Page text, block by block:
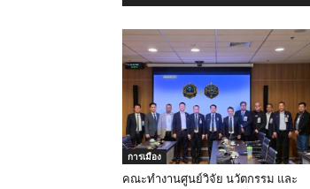
การเมือง
คณะทำงานศูนย์วิจัย นวัตกรรม และ